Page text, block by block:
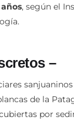
, según el
–
de la
por